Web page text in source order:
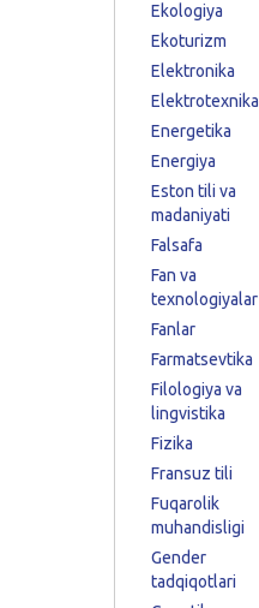
Ekologiya
Ekoturizm
Elektronika
Elektrotexnika
Energetika
Energiya
Eston tili va
madaniyati
Falsafa
Fan va
texnologiyalar
Fanlar
Farmatsevtika
Filologiya va
lingvistika
Fizika
Fransuz tili
Fuqarolik
muhandisligi
Gender
tadqiqotlari